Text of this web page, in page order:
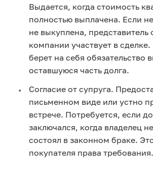
Выдается, когда стоимость
полностью выплачена. Если
не выкуплена, представитель
компании участвует в
берет на себя обязательство
оставшуюся часть долга.
Согласие от супруга.
письменном виде или устно
встрече. Потребуется, если
заключался, когда владелец
состоял в законном браке.
покупателя права требования.